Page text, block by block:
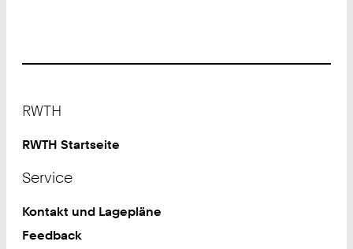
RWTH
RWTH Startseite
Service
Kontakt und Lagepläne
Feedback